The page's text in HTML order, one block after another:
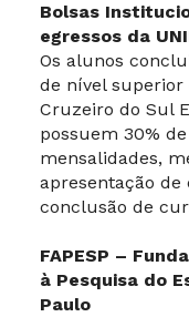
Bolsas
egressos da
Os alunos
de nível superior
Cruzeiro do Sul
possuem 30%
mensalidades,
apresentação
conclusão de
FAPESP –
à Pesquisa do
Paulo